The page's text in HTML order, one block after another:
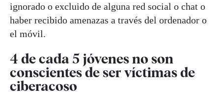
ignorado o excluido de alguna red social o chat o
haber recibido amenazas a través del ordenador o
el móvil.
4 de cada 5 jóvenes no son
conscientes de ser víctimas de
ciberacoso